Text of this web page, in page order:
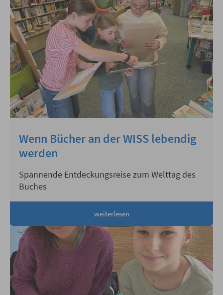
Wenn Bücher an der WISS lebendig
werden
Spannende Entdeckungsreise zum Welttag des
Buches
weiterlesen